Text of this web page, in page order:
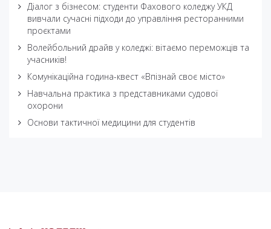
Діалог з бізнесом: студенти Фахового коледжу УКД
вивчали сучасні підходи до управління ресторанними
проєктами
Волейбольний драйв у коледжі: вітаємо переможців та
учасників!
Комунікаційна година-квест «Впізнай своє місто»
Навчальна практика з представниками судової
охорони
Основи тактичної медицини для студентів